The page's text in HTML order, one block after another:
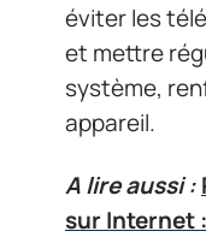
éviter les
et mettre
système,
appareil.
A lire aussi :
sur Internet